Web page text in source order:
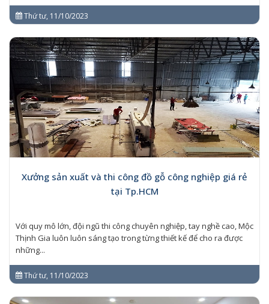
Thứ tư, 11/10/2023
Xưởng sản xuất và thi công đồ gỗ công nghiệp giá rẻ
tại Tp.HCM
Với quy mô lớn, đội ngũ thi công chuyên nghiệp, tay nghề cao, Mộc
Thịnh Gia luôn luôn sáng tạo trong từng thiết kế để cho ra được
những...
Thứ tư, 11/10/2023